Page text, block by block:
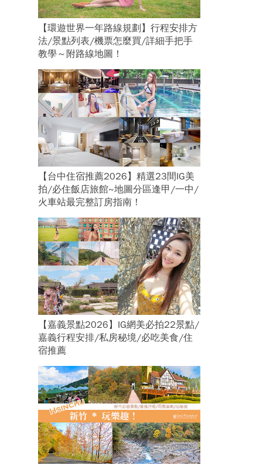
【環遊世界一年路線規劃】行程安排方
法/景點列表/機票怎麼買/詳細手把手
教學～附路線地圖！
【台中住宿推薦2026】精選23間IG美
拍/必住飯店旅館~地圖分區逢甲/一中/
火車站最完整訂房指南！
【嘉義景點2026】IG網美必拍22景點/
嘉義行程安排/私房秘境/必吃美食/住
宿推薦